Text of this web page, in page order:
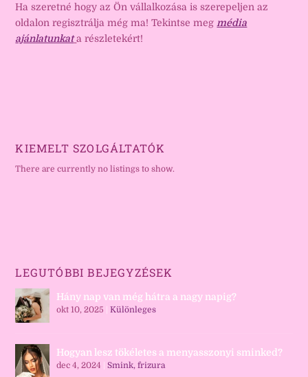
Ha szeretné hogy az Ön vállalkozása is szerepeljen az
oldalon regisztrálja még ma! Tekintse meg média
ajánlatunkat a részletekért!
KIEMELT SZOLGÁLTATÓK
There are currently no listings to show.
LEGUTÓBBI BEJEGYZÉSEK
Hány nap van még hátra a nagy napig?
okt 10, 2025 |Különleges
Hogyan lesz tökéletes a menyasszonyi sminked?
dec 4, 2024 |Smink, frizura